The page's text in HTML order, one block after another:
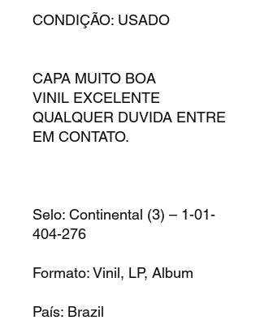
CONDIÇÃO: USADO
CAPA MUITO BOA
VINIL EXCELENTE
QUALQUER DUVIDA ENTRE
EM CONTATO.
Selo: Continental (3) – 1-01-
404-276
Formato: Vinil, LP, Album
País: Brazil